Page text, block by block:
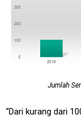
Jumlah
“Dari kurang dari